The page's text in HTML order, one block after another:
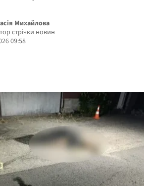
Михайлова
стрічки новин
09:58